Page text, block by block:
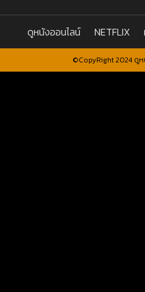
ดูหนังออนไลน์ NETFLIX
©CopyRight 2024 ดู